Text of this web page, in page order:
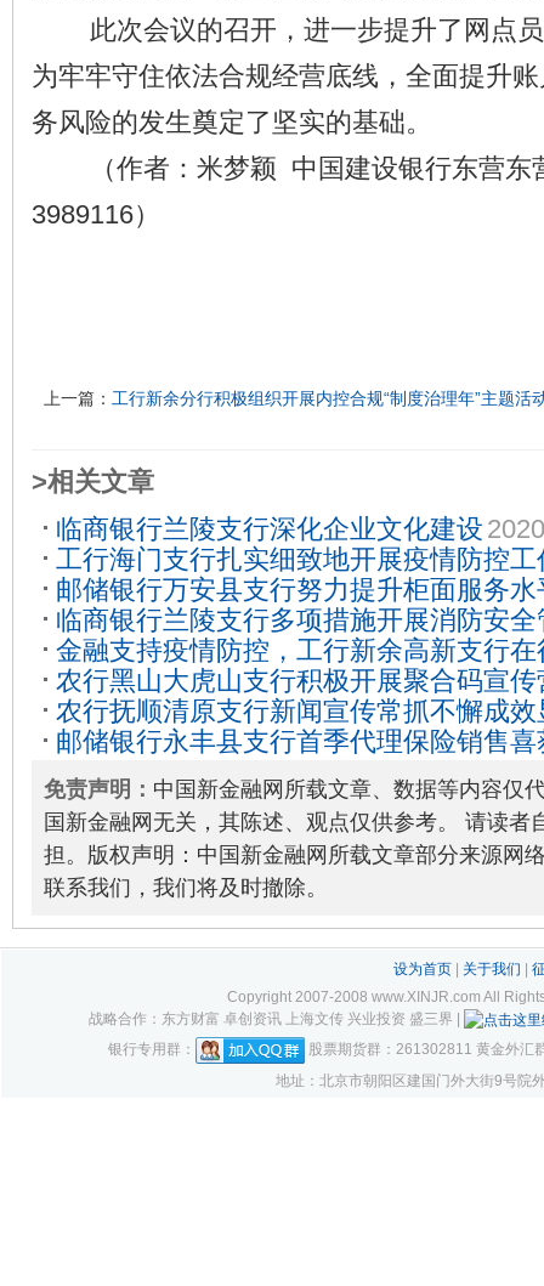
此次会议的召开，进一步提升了网点员
为牢牢守住依法合规经营底线，全面提升
务风险的发生奠定了坚实的基础。
（作者：米梦颖 中国建设银行东营东
3989116）
上一篇： 工行新余分行积极组织开展内控合规“制度治理年”主题活
>相关文章
临商银行兰陵支行深化企业文化建设
工行海门支行扎实细致地开展疫情防控工
邮储银行万安县支行努力提升柜面服务水
临商银行兰陵支行多项措施开展消防安全
金融支持疫情防控，工行新余高新支行在
农行黑山大虎山支行积极开展聚合码宣
01
农行抚顺清原支行新闻宣传常抓不懈成效
邮储银行永丰县支行首季代理保险销售喜
免责声明： 中国新金融网所载文章、数据等内容仅
国新金融网无关，其陈述、观点仅供参考。 请读者
担。版权声明：中国新金融网所载文章部分来源网
联系我们，我们将及时撤除。
设为首页| 关于我们
Copyright 2007-2008 www.XINJR.com All
战略合作：东方财富 卓创资讯 上海文传 兴业投资 盛三界 |
银行专用群：
股票期货群：261302811 黄金外
地址：北京市朝阳区建国门外大街9号院